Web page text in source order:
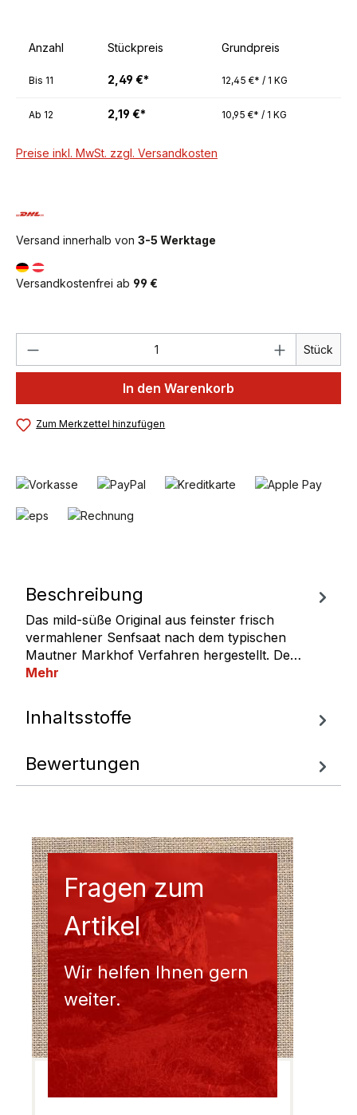
Anzahl Stückpreis Grundpreis
Bis 11 2,49 €* 12,45 €* / 1 KG
Ab 12 2,19 €* 10,95 €* / 1 KG
Preise inkl. MwSt. zzgl. Versandkosten
Versand innerhalb von 3-5 Werktage
Versandkostenfrei ab 99 €
Produkt Anzahl: Gib den Stück
In den Warenkorb
Zum Merkzettel hinzufügen
Beschreibung
Das mild-süße Original aus feinster frisch
vermahlener Senfsaat nach dem typischen
Mautner Markhof Verfahren hergestellt. De…
Mehr
Inhaltsstoffe
Bewertungen
Fragen zum
Artikel
Wir helfen Ihnen gern
weiter.